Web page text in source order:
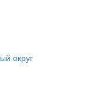
округ